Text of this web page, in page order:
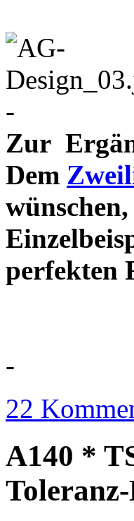
-
Zur
Dem
-
22
A140 *